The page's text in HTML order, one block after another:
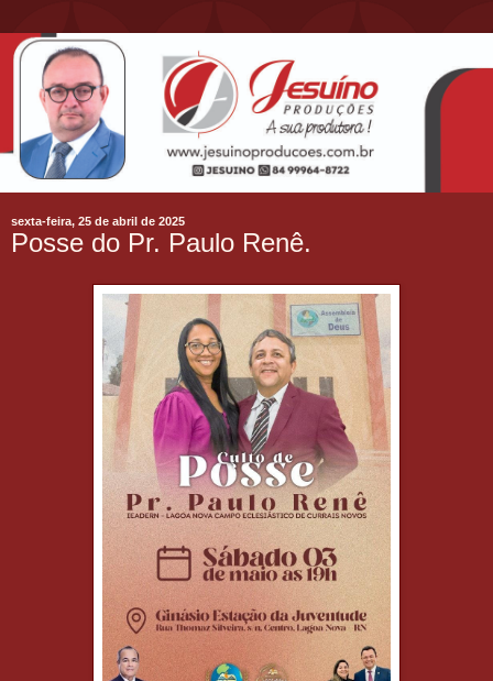
sexta-feira, 25 de abril de 2025
Posse do Pr. Paulo Renê.